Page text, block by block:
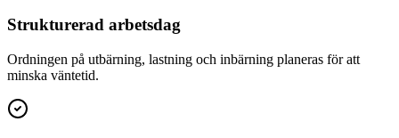
Strukturerad arbetsdag
Ordningen på utbärning, lastning och inbärning planeras för att
minska väntetid.